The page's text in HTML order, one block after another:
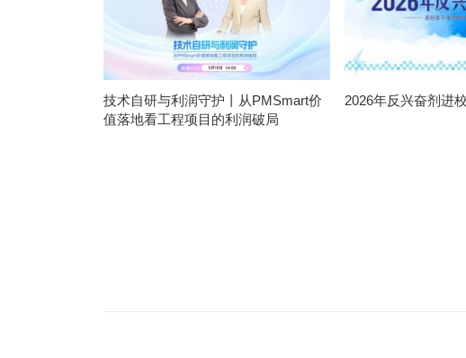
技术自研与利润守护丨从PMSmart价
值落地看工程项目的利润破局
2026年反兴奋剂进